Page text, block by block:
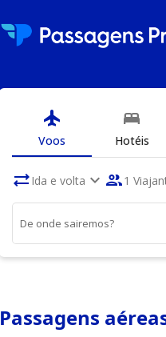
flight
Voos
bed
Hotéis
sync_altIda e volta expand_more people1
De onde sairemos?
Passagens